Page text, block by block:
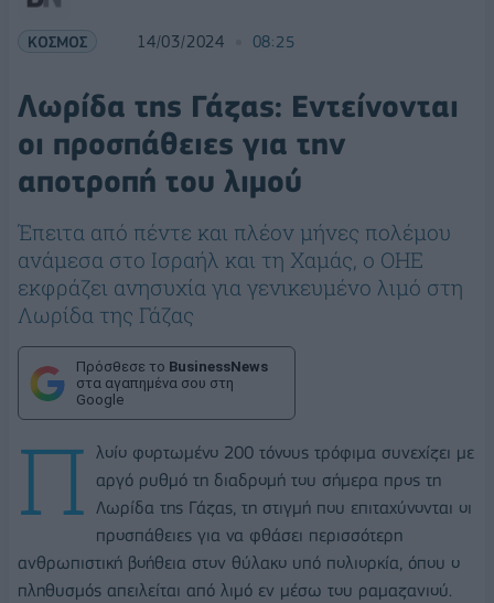
ΚΟΣΜΟΣ 14/03/2024 08:25
Λωρίδα της Γάζας: Εντείνονται
οι προσπάθειες για την
αποτροπή του λιμού
Έπειτα από πέντε και πλέον μήνες πολέμου
ανάμεσα στο Ισραήλ και τη Χαμάς, ο ΟΗΕ
εκφράζει ανησυχία για γενικευμένο λιμό στη
Λωρίδα της Γάζας
Πρόσθεσε το BusinessNews
στα αγαπημένα σου στη
Google
Π λοίο φορτωμένο 200 τόνους τρόφιμα συνεχίζει με
αργό ρυθμό τη διαδρομή του σήμερα προς τη
Λωρίδα της Γάζας, τη στιγμή που επιταχύνονται οι
προσπάθειες για να φθάσει περισσότερη
ανθρωπιστική βοήθεια στον θύλακο υπό πολιορκία, όπου ο
πληθυσμός απειλείται από λιμό εν μέσω του ραμαζανιού.